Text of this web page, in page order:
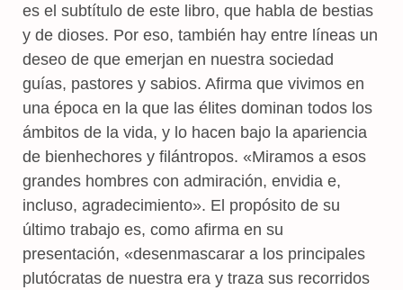
es el subtítulo de este libro, que habla de bestias
y de dioses. Por eso, también hay entre líneas un
deseo de que emerjan en nuestra sociedad
guías, pastores y sabios. Afirma que vivimos en
una época en la que las élites dominan todos los
ámbitos de la vida, y lo hacen bajo la apariencia
de bienhechores y filántropos. «Miramos a esos
grandes hombres con admiración, envidia e,
incluso, agradecimiento». El propósito de su
último trabajo es, como afirma en su
presentación, «desenmascarar a los principales
plutócratas de nuestra era y traza sus recorridos